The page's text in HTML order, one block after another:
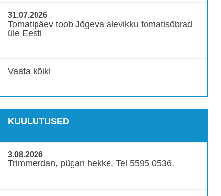
31.07.2026
Tomatipäev toob Jõgeva alevikku tomatisõbrad
üle Eesti
Vaata kõiki
KUULUTUSED
3.08.2026
Trimmerdan, pügan hekke. Tel 5595 0536.